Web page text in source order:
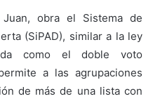
obra el Sistema de
(SiPAD), similar a la ley
como el doble voto
a las agrupaciones
de más de una lista con